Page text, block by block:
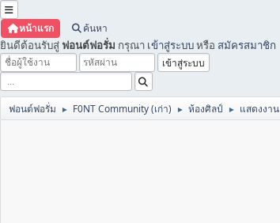
หน้าแรก ค้นหา
ยินดีต้อนรับสู่ ฟอนต์ฟอรั่ม กรุณา เข้าสู่ระบบหรือ สมัครสมาชิก
ฟอนต์ฟอรั่ม ► F0NT Community (เก่า) ► ห้องศิลป์ ► แสดงงาน